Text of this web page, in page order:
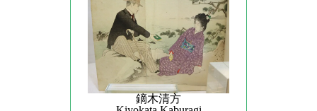
鏑木清方